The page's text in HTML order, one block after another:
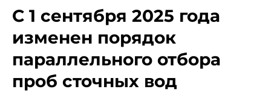
С 1 сентября 2025 года
изменен порядок
параллельного отбора
проб сточных вод